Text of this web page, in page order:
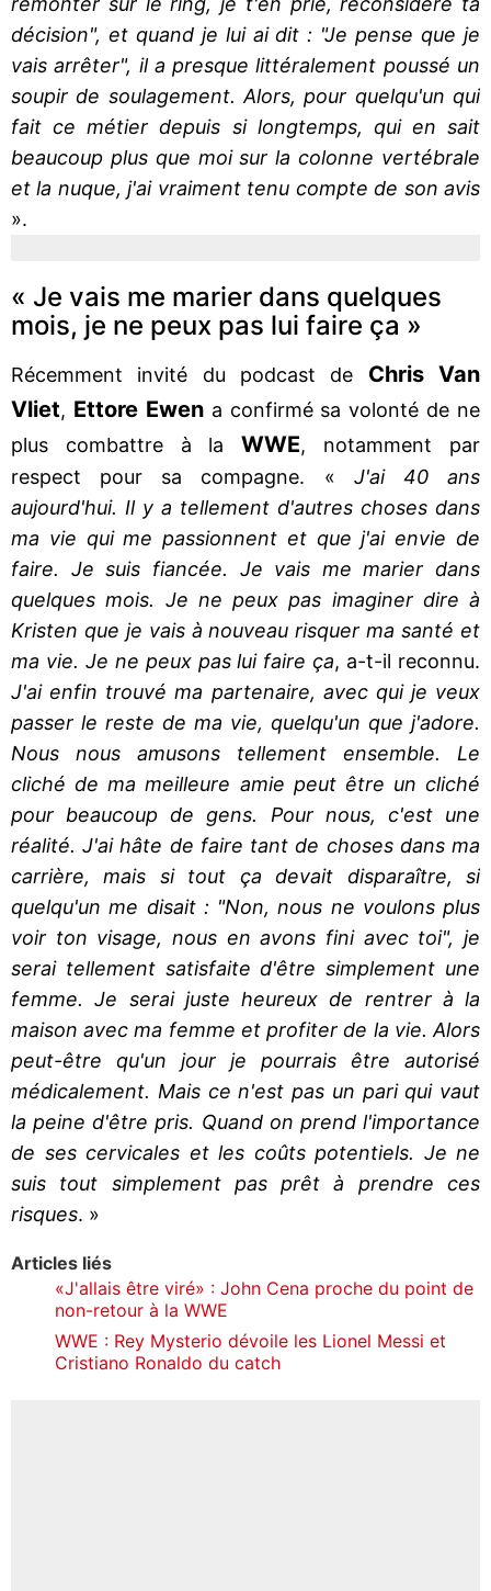
décision", et quand je lui ai dit : "Je pense que je
vais arrêter", il a presque littéralement poussé un
soupir de soulagement. Alors, pour quelqu'un qui
fait ce métier depuis si longtemps, qui en sait
beaucoup plus que moi sur la colonne vertébrale
et la nuque, j'ai vraiment tenu compte de son avis
».
« Je vais me marier dans quelques
mois, je ne peux pas lui faire ça »
Récemment invité du podcast de Chris Van
Vliet, Ettore Ewena confirmé sa volonté de ne
plus combattre à laWWE, notamment par
respect pour sa compagne. « J'ai 40 ans
aujourd'hui. Il y a tellement d'autres choses dans
ma vie qui me passionnent et que j'ai envie de
faire. Je suis fiancée. Je vais me marier dans
quelques mois. Je ne peux pas imaginer dire à
Kristen que je vais à nouveau risquer ma santé et
ma vie. Je ne peux pas lui faire ça, a-t-il reconnu.
J'ai enfin trouvé ma partenaire, avec qui je veux
passer le reste de ma vie, quelqu'un que j'adore.
Nous nous amusons tellement ensemble. Le
cliché de ma meilleure amie peut être un cliché
pour beaucoup de gens. Pour nous, c'est une
réalité. J'ai hâte de faire tant de choses dans ma
carrière, mais si tout ça devait disparaître, si
quelqu'un me disait : "Non, nous ne voulons plus
voir ton visage, nous en avons fini avec toi", je
serai tellement satisfaite d'être simplement une
femme. Je serai juste heureux de rentrer à la
maison avec ma femme et profiter de la vie. Alors
peut-être qu'un jour je pourrais être autorisé
médicalement. Mais ce n'est pas un pari qui vaut
la peine d'être pris. Quand on prend l'importance
de ses cervicales et les coûts potentiels. Je ne
suis tout simplement pas prêt à prendre ces
risques. »
Articles liés
«J'allais être viré» : John Cena proche du point de
non-retour à la WWE
WWE : Rey Mysterio dévoile les Lionel Messi et
Cristiano Ronaldo du catch